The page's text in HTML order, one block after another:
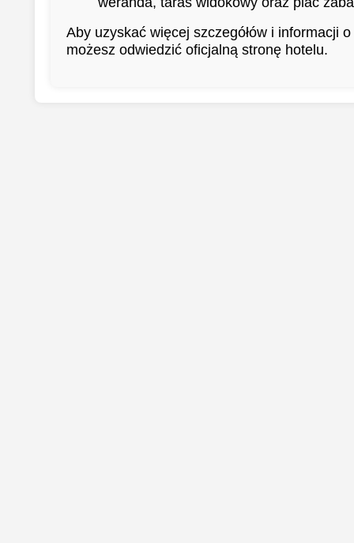
Aby uzyskać więcej szczegółów i informacji
możesz odwiedzić oficjalną stronę hotelu.